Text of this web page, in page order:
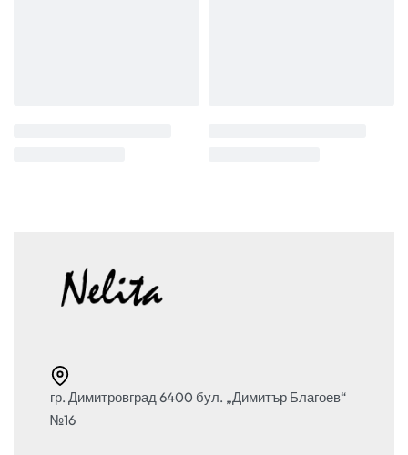
гр. Димитровград 6400 бул. „Димитър Благоев“
№16